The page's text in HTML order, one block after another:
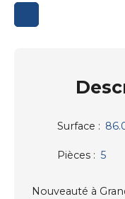
Surface :
Pièces : 5
Nouveauté à